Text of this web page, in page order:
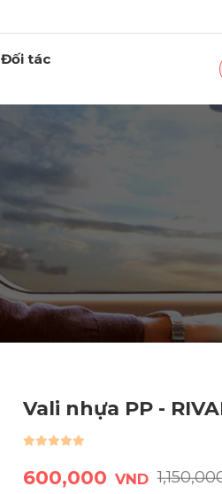
Đối tác
Vali nhựa PP -
600,000 VND